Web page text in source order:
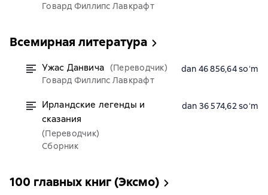
Говард Филлипс Лавкрафт
Всемирная литература
Ужас Данвича (Переводчик)
Говард Филлипс Лавкрафт
dan 46 856,64 soʻm
Ирландские легенды и
сказания
(Переводчик)
Сборник
dan 36 574,62 soʻm
100 главных книг (Эксмо)